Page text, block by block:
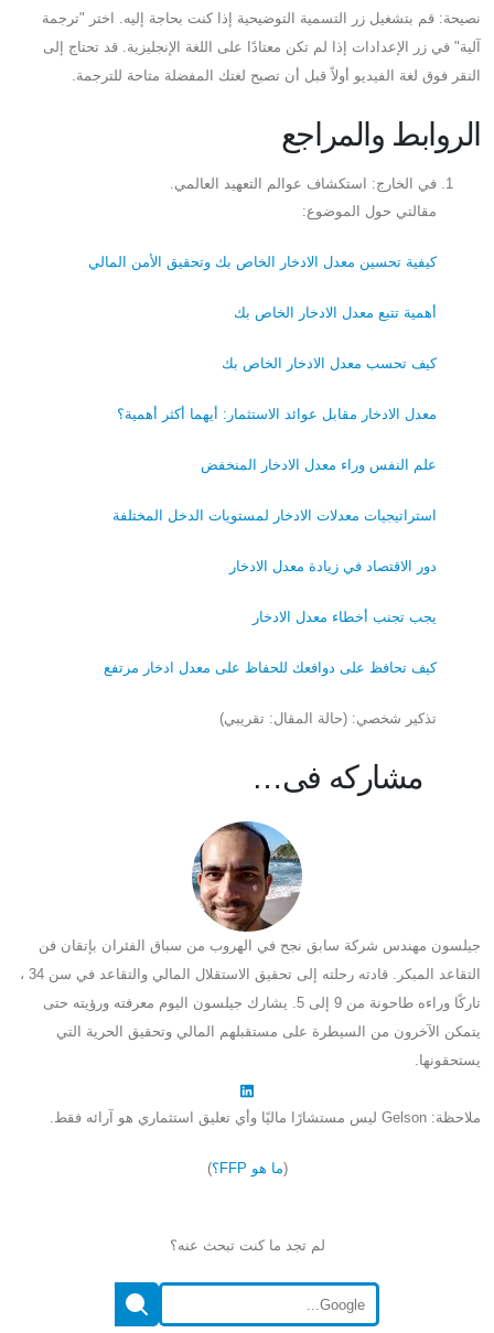
نصيحة: قم بتشغيل زر التسمية التوضيحية إذا كنت بحاجة إليه. اختر "ترجمة
آلية" في زر الإعدادات إذا لم تكن معتادًا على اللغة الإنجليزية. قد تحتاج إلى
النقر فوق لغة الفيديو أولاً قبل أن تصبح لغتك المفضلة متاحة للترجمة.
الروابط والمراجع
في الخارج: استكشاف عوالم التعهيد العالمي.
مقالتي حول الموضوع:
كيفية تحسين معدل الادخار الخاص بك وتحقيق الأمن المالي
أهمية تتبع معدل الادخار الخاص بك
كيف تحسب معدل الادخار الخاص بك
معدل الادخار مقابل عوائد الاستثمار: أيهما أكثر أهمية؟
علم النفس وراء معدل الادخار المنخفض
استراتيجيات معدلات الادخار لمستويات الدخل المختلفة
دور الاقتصاد في زيادة معدل الادخار
يجب تجنب أخطاء معدل الادخار
كيف تحافظ على دوافعك للحفاظ على معدل ادخار مرتفع
تذكير شخصي: (حالة المقال: تقريبي)
مشاركه فى…
جيلسون مهندس شركة سابق نجح في الهروب من سباق الفئران بإتقان فن
التقاعد المبكر. قادته رحلته إلى تحقيق الاستقلال المالي والتقاعد في سن 34 ،
تاركًا وراءه طاحونة من 9 إلى 5. يشارك جيلسون اليوم معرفته ورؤيته حتى
يتمكن الآخرون من السيطرة على مستقبلهم المالي وتحقيق الحرية التي
يستحقونها.
ملاحظة: Gelson ليس مستشارًا ماليًا وأي تعليق استثماري هو آرائه فقط.
(ما هو FFP؟ )
لم تجد ما كنت تبحث عنه؟